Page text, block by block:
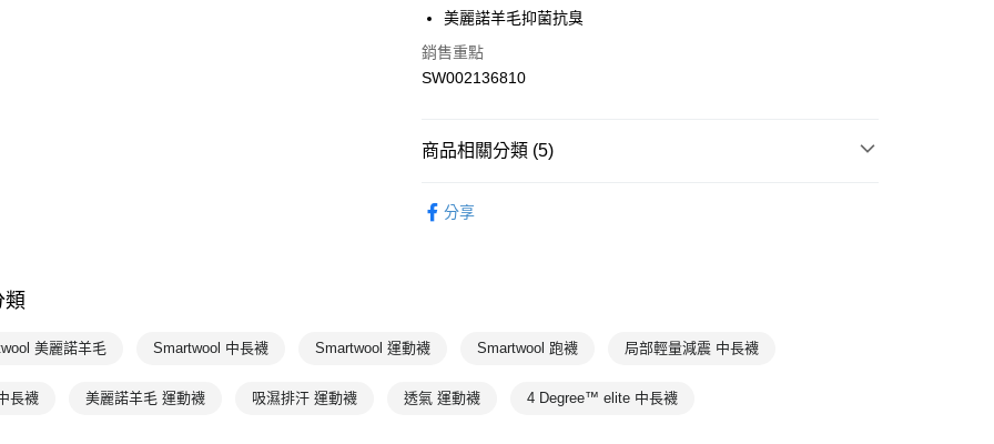
美麗諾羊毛抑菌抗臭
銷售重點
SW002136810
商品相關分類 (5)
⚫MIXPO潮流選物店
分享
類
美麗諾羊毛 Smartwool 中長襪 Smartwool 運動襪 Smartwool 跑襪 局部輕量減震 中長襪
長襪 美麗諾羊毛 運動襪 吸濕排汗 運動襪 透氣 運動襪 4 Degree™ elite 中長襪